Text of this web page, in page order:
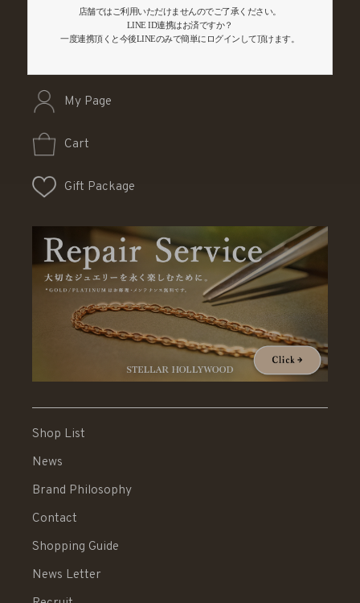
My Page
Cart
Gift Package
Shop List
News
Brand Philosophy
Contact
Shopping Guide
News Letter
店舗ではご利用いただけませんのでご了承ください。
LINE ID連携はお済ですか？
一度連携頂くと今後LINEのみで簡単にログインして頂けます。